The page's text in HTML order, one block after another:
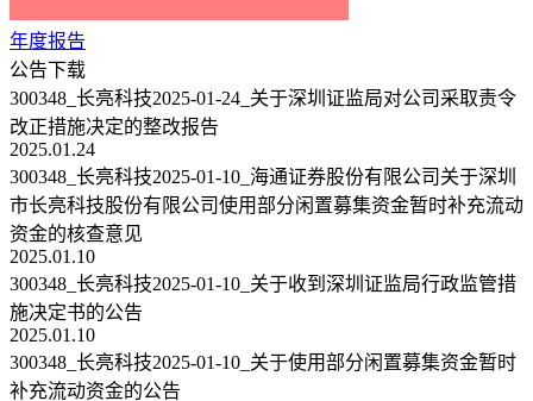
年度报告
公告下载
300348_长亮科技2025-01-24_关于深圳证监局对公司采取责令
改正措施决定的整改报告
2025.01.24
300348_长亮科技2025-01-10_海通证券股份有限公司关于深圳
市长亮科技股份有限公司使用部分闲置募集资金暂时补充流动
资金的核查意见
2025.01.10
300348_长亮科技2025-01-10_关于收到深圳证监局行政监管措
施决定书的公告
2025.01.10
300348_长亮科技2025-01-10_关于使用部分闲置募集资金暂时
补充流动资金的公告